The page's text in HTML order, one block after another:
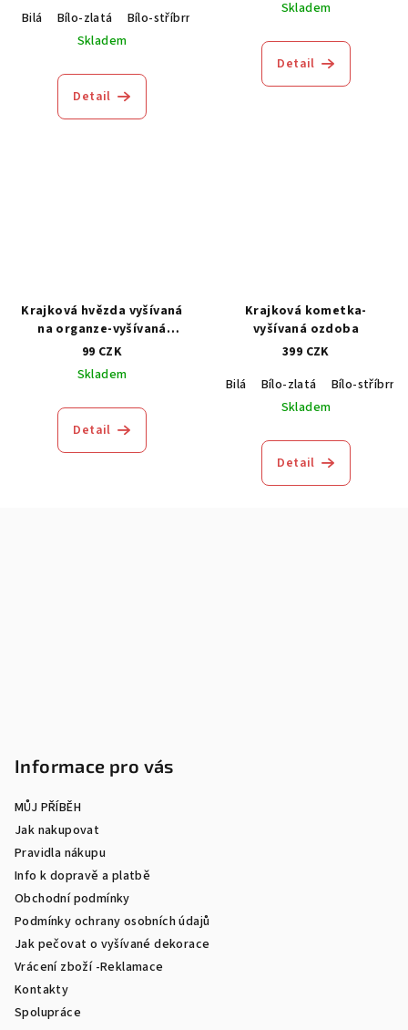
Bilá
Bílo-zlatá
Bílo-stříbrná
Skladem
Detail
Skladem
Detail
Krajková hvězda vyšívaná
na organze-vyšívaná
ozdoba
99 CZK
Skladem
Detail
Krajková kometka-
vyšívaná ozdoba
399 CZK
Bilá
Bílo-zlatá
Bílo-stříbrná
Skladem
Detail
Informace pro vás
MŮJ PŘÍBĚH
Jak nakupovat
Pravidla nákupu
Info k dopravě a platbě
Obchodní podmínky
Podmínky ochrany osobních údajů
Jak pečovat o vyšívané dekorace
Vrácení zboží -Reklamace
Kontakty
Spolupráce